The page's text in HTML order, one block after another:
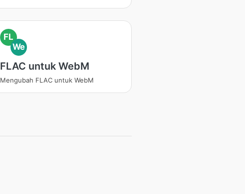
FL
We
FLAC untuk WebM
Mengubah FLAC untuk WebM